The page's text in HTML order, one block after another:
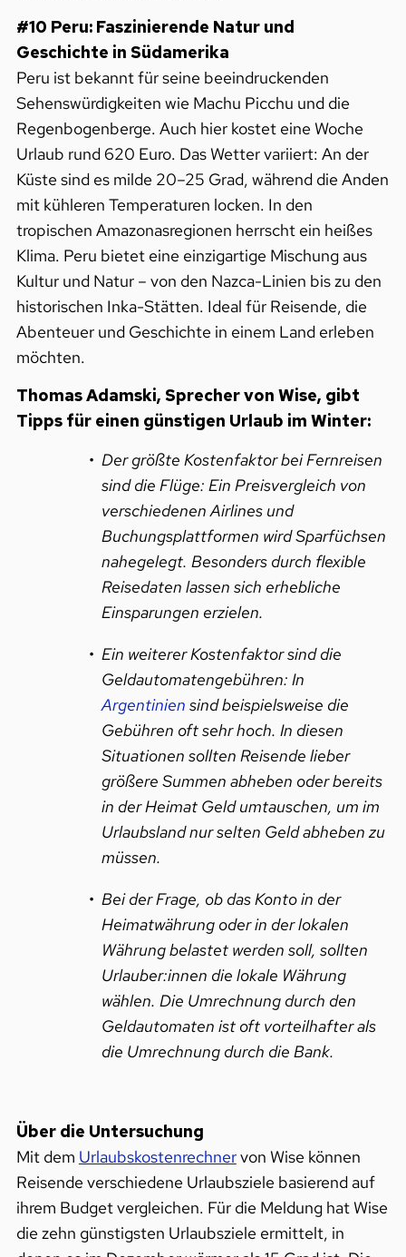
#10 Peru: Faszinierende Natur und
Geschichte in Südamerika
Peru ist bekannt für seine beeindruckenden
Sehenswürdigkeiten wie Machu Picchu und die
Regenbogenberge. Auch hier kostet eine Woche
Urlaub rund 620 Euro. Das Wetter variiert: An der
Küste sind es milde 20–25 Grad, während die Anden
mit kühleren Temperaturen locken. In den
tropischen Amazonasregionen herrscht ein heißes
Klima. Peru bietet eine einzigartige Mischung aus
Kultur und Natur – von den Nazca-Linien bis zu den
historischen Inka-Stätten. Ideal für Reisende, die
Abenteuer und Geschichte in einem Land erleben
möchten.
Thomas Adamski, Sprecher von Wise, gibt
Tipps für einen günstigen Urlaub im Winter:
Der größte Kostenfaktor bei Fernreisen
sind die Flüge: Ein Preisvergleich von
verschiedenen Airlines und
Buchungsplattformen wird Sparfüchsen
nahegelegt. Besonders durch flexible
Reisedaten lassen sich erhebliche
Einsparungen erzielen.
Ein weiterer Kostenfaktor sind die
Geldautomatengebühren: In
Argentinien sind beispielsweise die
Gebühren oft sehr hoch. In diesen
Situationen sollten Reisende lieber
größere Summen abheben oder bereits
in der Heimat Geld umtauschen, um im
Urlaubsland nur selten Geld abheben zu
müssen.
Bei der Frage, ob das Konto in der
Heimatwährung oder in der lokalen
Währung belastet werden soll, sollten
Urlauber:innen die lokale Währung
wählen. Die Umrechnung durch den
Geldautomaten ist oft vorteilhafter als
die Umrechnung durch die Bank.
Über die Untersuchung
Mit dem Urlaubskostenrechnervon Wise können
Reisende verschiedene Urlaubsziele basierend auf
ihrem Budget vergleichen. Für die Meldung hat Wise
die zehn günstigsten Urlaubsziele ermittelt, in